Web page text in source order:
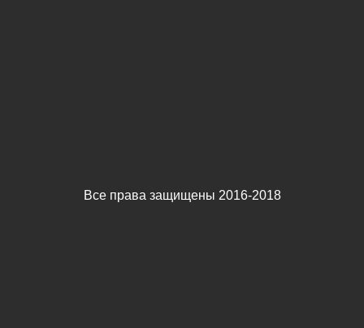
Все права защищены 2016-2018